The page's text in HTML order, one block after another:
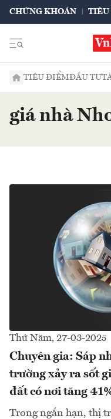
CHỨNG KHOÁN TIÊU
TIÊU ĐIỂMĐẦU TƯ
giá nhà
Thứ Năm, 27-03-2025
Chuyên gia: Sáp
trường xảy ra sốt
đất có nơi tăng
Trong ngắn hạn, thị